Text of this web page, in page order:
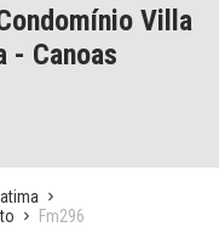
Villa
- Canoas
Fm296